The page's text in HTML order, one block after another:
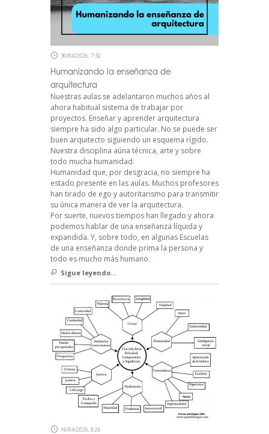
30/04/2026, 7:32
Humanizando la enseñanza de
arquitectura
Nuestras aulas se adelantaron muchos años al
ahora habitual sistema de trabajar por
proyectos. Enseñar y aprender arquitectura
siempre ha sido algo particular. No se puede ser
buen arquitecto siguiendo un esquema rígido.
Nuestra disciplina aúna técnica, arte y sobre
todo mucha humanidad.
Humanidad que, por desgracia, no siempre ha
estado presente en las aulas. Muchos profesores
han tirado de ego y autoritarismo para transmitir
su única manera de ver la arquitectura.
Por suerte, nuevos tiempos han llegado y ahora
podemos hablar de una enseñanza líquida y
expandida. Y, sobre todo, en algunas Escuelas
de una enseñanza donde prima la persona y
todo es mucho más humano.
Sigue leyendo...
16/04/2026, 8:26